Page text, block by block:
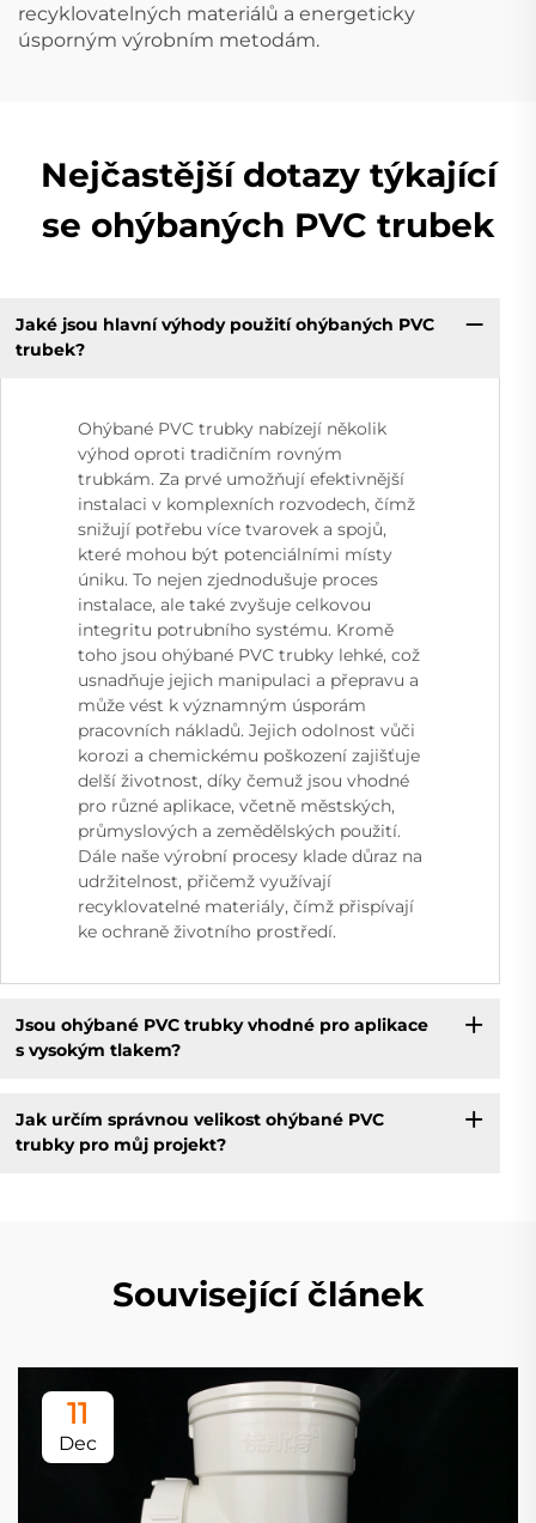
recyklovatelných materiálů a energeticky
úsporným výrobním metodám.
Nejčastější dotazy týkající
se ohýbaných PVC trubek
Jaké jsou hlavní výhody použití ohýbaných PVC
trubek?
Ohýbané PVC trubky nabízejí několik
výhod oproti tradičním rovným
trubkám. Za prvé umožňují efektivnější
instalaci v komplexních rozvodech, čímž
snižují potřebu více tvarovek a spojů,
které mohou být potenciálními místy
úniku. To nejen zjednodušuje proces
instalace, ale také zvyšuje celkovou
integritu potrubního systému. Kromě
toho jsou ohýbané PVC trubky lehké, což
usnadňuje jejich manipulaci a přepravu a
může vést k významným úsporám
pracovních nákladů. Jejich odolnost vůči
korozi a chemickému poškození zajišťuje
delší životnost, díky čemuž jsou vhodné
pro různé aplikace, včetně městských,
průmyslových a zemědělských použití.
Dále naše výrobní procesy klade důraz na
udržitelnost, přičemž využívají
recyklovatelné materiály, čímž přispívají
ke ochraně životního prostředí.
Jsou ohýbané PVC trubky vhodné pro aplikace
s vysokým tlakem?
Jak určím správnou velikost ohýbané PVC
trubky pro můj projekt?
Související článek
11
Dec